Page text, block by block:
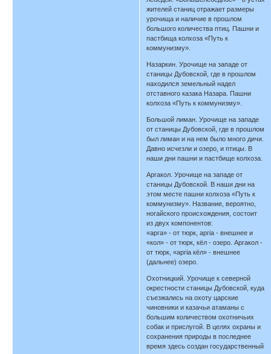
жителей станиц отражает размеры
урочища и наличие в прошлом
большого количества птиц. Пашни и
пастбища колхоза «Путь к
коммунизму».
Назаркин. Урочище на западе от
станицы Дубовской, где в прошлом
находился земельный надел
отставного казака Назара. Пашни
колхоза «Путь к коммунизму».
Большой лиман. Урочище на западе
от станицы Дубовской, где в прошлом
был лиман и на нем было много дичи.
Давно исчезли и озеро, и птицы. В
наши дни пашни и пастбище колхоза.
Аргакол. Урочище на западе от
станицы Дубовской. В наши дни на
этом месте пашни колхоза «Путь к
коммунизму». Название, вероятно,
ногайского происхождения, состоит
из двух компонентов:
«арга» - от тюрк, аргіа - внешнее и
«кол» - от тюрк, кёл - озеро. Аргакол -
от тюрк, «аргіа кёл» - внешнее
(дальнее) озеро.
Охотницкий. Урочище к северной
окрестности станицы Дубовской, куда
съезжались на охоту царские
чиновники и казачьи атаманы с
большим количеством охотничьих
собак и прислугой. В целях охраны и
сохранения природы в последнее
время здесь создан государственный